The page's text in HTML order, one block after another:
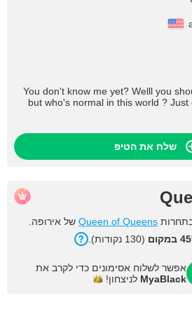
You don't know me yet? Welll you
but who's normal in this world ?
שלח את הטיפ
Queen of Queens של אירופה.
במקום (130 נקודות).
אפשר לשלוח אסימונים כדי לקרב את
MyaBlack לניצחון!